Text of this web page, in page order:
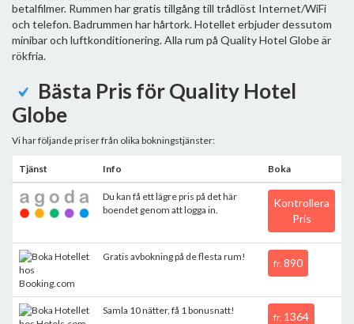
betalfilmer. Rummen har gratis tillgång till trådlöst Internet/WiFi
och telefon. Badrummen har hårtork. Hotellet erbjuder dessutom
minibar och luftkonditionering. Alla rum på Quality Hotel Globe är
rökfria.
Bästa Pris för Quality Hotel
Globe
Vi har följande priser från olika bokningstjänster:
Tjänst Info Boka
Du kan få ett lägre pris på det här
boendet genom att logga in.
Kontrollera
Pris
Gratis avbokning på de flesta rum!
fr. 890
Samla 10 nätter, få 1 bonusnatt!
fr. 1364